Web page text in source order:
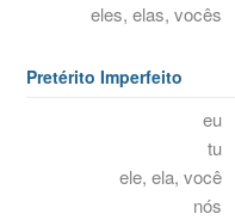
eles, elas, vocês
Pretérito Imperfeito
eu
tu
ele, ela, você
nós